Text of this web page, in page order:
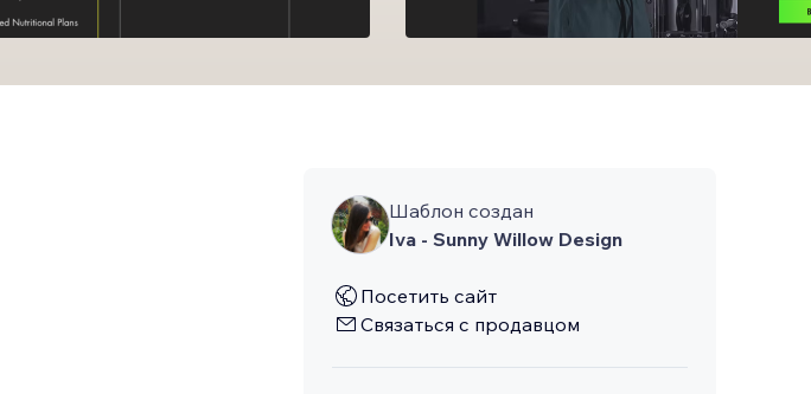
Шаблон создан
Iva - Sunny Willow Design
Посетить сайт
Связаться с продавцом